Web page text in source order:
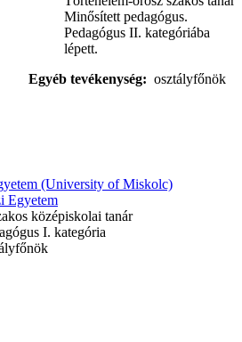
Minősített pedagógus.
Pedagógus II. kategóriába
lépett.
Egyéb tevékenység: osztályfőnök
(University of Miskolc)
Egyetem
középiskolai tanár
I. kategória